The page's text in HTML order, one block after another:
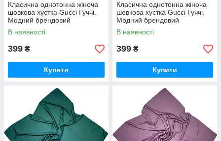
Класична однотонна жіноча
шовкова хустка Gucci Гуччі.
Модний брендовий
натуральний літній хустка
Синій
В наявності
399 ₴
Купити
Класична однотонна жіноча
шовкова хустка Gucci Гуччі.
Модний брендовий
натуральний літній хустка
М'ятний
В наявності
399 ₴
Купити